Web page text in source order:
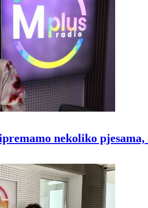
nekoliko pjesama,